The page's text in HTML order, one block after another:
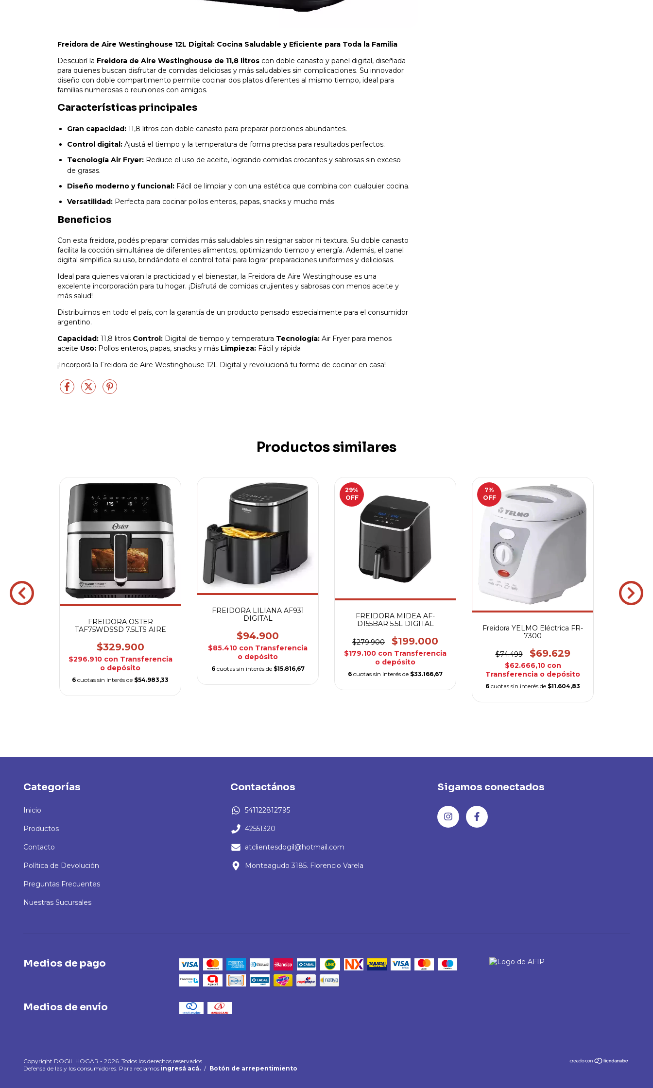
Freidora de Aire Westinghouse 12L Digital: Cocina Saludable y Eficiente para Toda la Familia
Descubrí la Freidora de Aire Westinghouse de 11,8 litros con doble canasto y panel digital, diseñada
para quienes buscan disfrutar de comidas deliciosas y más saludables sin complicaciones. Su innovador
diseño con doble compartimento permite cocinar dos platos diferentes al mismo tiempo, ideal para
familias numerosas o reuniones con amigos.
Características principales
Gran capacidad: 11,8 litros con doble canasto para preparar porciones abundantes.
Control digital: Ajustá el tiempo y la temperatura de forma precisa para resultados perfectos.
Tecnología Air Fryer: Reduce el uso de aceite, logrando comidas crocantes y sabrosas sin exceso
de grasas.
Diseño moderno y funcional: Fácil de limpiar y con una estética que combina con cualquier cocina.
Versatilidad: Perfecta para cocinar pollos enteros, papas, snacks y mucho más.
Beneficios
Con esta freidora, podés preparar comidas más saludables sin resignar sabor ni textura. Su doble canasto
facilita la cocción simultánea de diferentes alimentos, optimizando tiempo y energía. Además, el panel
digital simplifica su uso, brindándote el control total para lograr preparaciones uniformes y deliciosas.
Ideal para quienes valoran la practicidad y el bienestar, la Freidora de Aire Westinghouse es una
excelente incorporación para tu hogar. ¡Disfrutá de comidas crujientes y sabrosas con menos aceite y
más salud!
Distribuimos en todo el país, con la garantía de un producto pensado especialmente para el consumidor
argentino.
Capacidad: 11,8 litros Control: Digital de tiempo y temperatura Tecnología: Air Fryer para menos
aceite Uso: Pollos enteros, papas, snacks y más Limpieza: Fácil y rápida
¡Incorporá la Freidora de Aire Westinghouse 12L Digital y revolucioná tu forma de cocinar en casa!
Productos similares
FREIDORA OSTER
TAF75WDSSD 7.5LTS AIRE
$329.900
$296.910 con Transferencia
o depósito
6 cuotas sin interés de $54.983,33
FREIDORA LILIANA AF931
DIGITAL
$94.900
$85.410 con Transferencia
o depósito
6 cuotas sin interés de $15.816,67
29%
OFF
FREIDORA MIDEA AF-
D155BAR 5.5L DIGITAL
$279.900 $199.000
$179.100 con Transferencia
o depósito
6 cuotas sin interés de $33.166,67
7%
OFF
Freidora YELMO Eléctrica FR-
7300
$74.499 $69.629
$62.666,10 con
Transferencia o depósito
6 cuotas sin interés de $11.604,83
$116.100
Categorías
Inicio
Productos
Contacto
Política de Devolución
Preguntas Frecuentes
Nuestras Sucursales
Contactános
541122812795
42551320
atclientesdogil@hotmail.com
Monteagudo 3185. Florencio Varela
Sigamos conectados
Medios de pago
Medios de envío
Copyright DOGIL HOGAR - 2026. Todos los derechos reservados.
Defensa de las y los consumidores. Para reclamos ingresá acá. / Botón de arrepentimiento